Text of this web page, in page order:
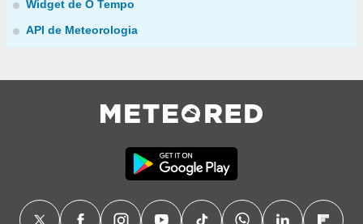
Widget de O Tempo
API de Meteorologia